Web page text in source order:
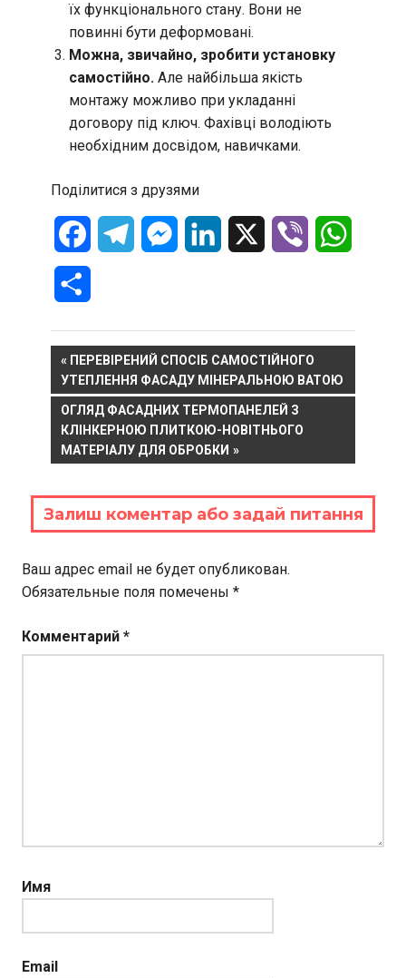
їх функціонального стану. Вони не
повинні бути деформовані.
Можна, звичайно, зробити установку
самостійно. Але найбільша якість
монтажу можливо при укладанні
договору під ключ. Фахівці володіють
необхідним досвідом, навичками.
Поділитися з друзями
FacebookTelegramMessenger
LinkedIn Viber
Навигация
по
записям
PREVIOUS
POST:
ПЕРЕВІРЕНИЙ СПОСІБ САМОСТІЙНОГО
УТЕПЛЕННЯ ФАСАДУ МІНЕРАЛЬНОЮ ВАТОЮ
NEXT
POST:
ОГЛЯД ФАСАДНИХ ТЕРМОПАНЕЛЕЙ З
КЛІНКЕРНОЮ ПЛИТКОЮ-НОВІТНЬОГО
МАТЕРІАЛУ ДЛЯ ОБРОБКИ
Залиш коментар або задай питання
Ваш адрес email не будет опубликован.
Обязательные поля помечены *
Комментарий *
Имя
Email